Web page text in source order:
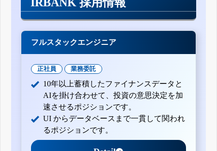
フルスタックエンジニア
正社員 業務委託
10年以上蓄積したファイナンスデータと
AIを掛け合わせて、投資の意思決定を加
速させるポジションです。
UI からデータベースまで一貫して関われ
るポジションです。